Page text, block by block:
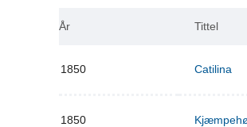
År Tittel
1850 Catilina
1850